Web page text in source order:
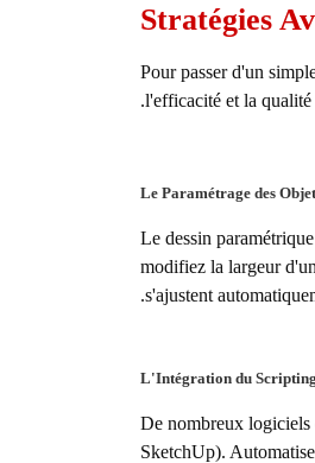
Stratégies
Pour passer d'un
l'efficacité et la qualité
Le Paramétrage des
Le dessin
modifiez la largeur
s'ajustent
L'Intégration du
De nombreux
SketchUp).